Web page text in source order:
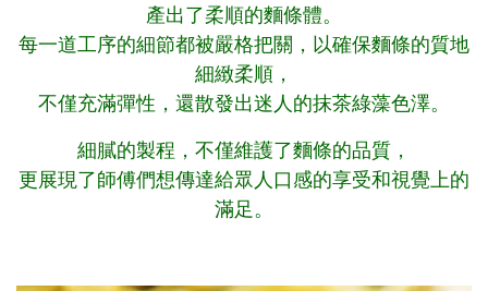
產出了柔順的麵條體。
每一道工序的細節都被嚴格把關，以確保麵條的質地
細緻柔順，
不僅充滿彈性，還散發出迷人的抹茶綠藻色澤。
細膩的製程，不僅維護了麵條的品質，
更展現了師傅們想傳達給眾人口感的享受和視覺上的
滿足。